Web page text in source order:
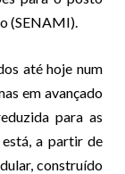
(SENAMI).
até hoje num
em avançado
para as
a partir de
construído